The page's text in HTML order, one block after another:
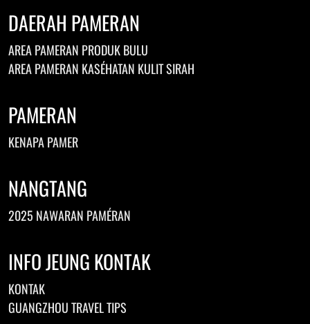
DAERAH PAMERAN
AREA PAMERAN PRODUK BULU
AREA PAMERAN KASÉHATAN KULIT SIRAH
PAMERAN
KENAPA PAMER
NANGTANG
2025 NAWARAN PAMÉRAN
INFO JEUNG KONTAK
KONTAK
GUANGZHOU TRAVEL TIPS